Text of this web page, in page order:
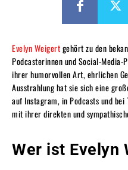
Evelyn Weigertgehört zu den
Podcasterinnen und Social-
ihrer humorvollen Art, ehrlichen
Ausstrahlung hat sie sich eine
auf Instagram, in Podcasts und
mit ihrer direkten und
Wer ist Evelyn